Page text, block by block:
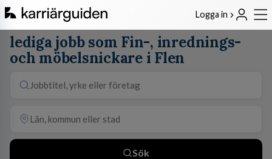
Logga in
lediga jobb som Fin-, inrednings-
och möbelsnickare i Flen
Sök